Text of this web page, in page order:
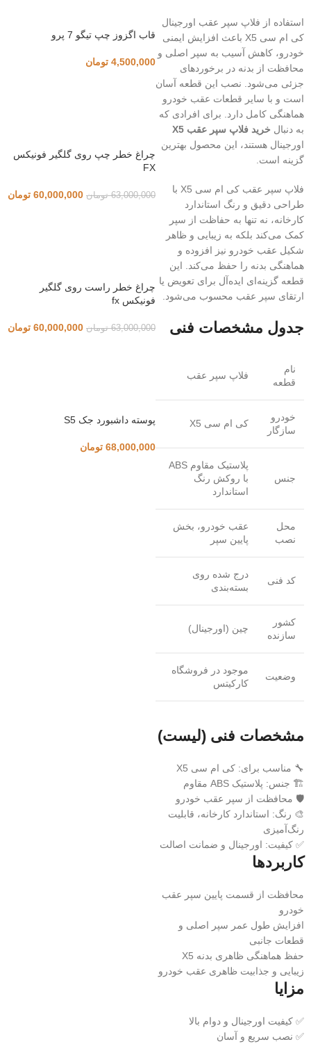
استفاده از فلاپ سپر عقب اورجینال
کی ام سی X5 باعث افزایش ایمنی
خودرو، کاهش آسیب به سپر اصلی و
محافظت از بدنه در برخوردهای
جزئی می‌شود. نصب این قطعه آسان
است و با سایر قطعات عقب خودرو
هماهنگی کامل دارد. برای افرادی که
به دنبال خرید فلاپ سپر عقب X5
اورجینال هستند، این محصول بهترین
گزینه است.
فلاپ سپر عقب کی ام سی X5 با
طراحی دقیق و رنگ استاندارد
کارخانه، نه تنها به حفاظت از سپر
کمک می‌کند بلکه به زیبایی و ظاهر
شکیل عقب خودرو نیز افزوده و
هماهنگی بدنه را حفظ می‌کند. این
قطعه گزینه‌ای ایده‌آل برای تعویض یا
ارتقای سپر عقب محسوب می‌شود.
جدول مشخصات فنی
نام
قطعه
فلاپ سپر عقب
خودرو
سازگار
کی ام سی X5
جنس
پلاستیک مقاوم ABS
با روکش رنگ
استاندارد
محل
نصب
عقب خودرو، بخش
پایین سپر
کد فنی
درج شده روی
بسته‌بندی
کشور
سازنده
چین (اورجینال)
وضعیت
موجود در فروشگاه
کارکیتس
مشخصات فنی (لیست)
🔧 مناسب برای: کی ام سی X5
🏗️ جنس: پلاستیک ABS مقاوم
🛡️ محافظت از سپر عقب خودرو
🎨 رنگ: استاندارد کارخانه، قابلیت
رنگ‌آمیزی
✅ کیفیت: اورجینال و ضمانت اصالت
کاربردها
محافظت از قسمت پایین سپر عقب
خودرو
افزایش طول عمر سپر اصلی و
قطعات جانبی
حفظ هماهنگی ظاهری بدنه X5
زیبایی و جذابیت ظاهری عقب خودرو
مزایا
✅ کیفیت اورجینال و دوام بالا
✅ نصب سریع و آسان
قاب اگزوز چپ تیگو 7 پرو
4,500,000 تومان
چراغ خطر چپ روی گلگیر فونیکس
FX
63,000,000 تومان 60,000,000 تومان
چراغ خطر راست روی گلگیر
فونیکس fx
63,000,000 تومان 60,000,000 تومان
پوسته داشبورد جک S5
68,000,000 تومان